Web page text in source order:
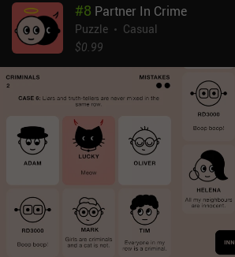
#8 Partner In Crime
Puzzle
Casual
$0.99